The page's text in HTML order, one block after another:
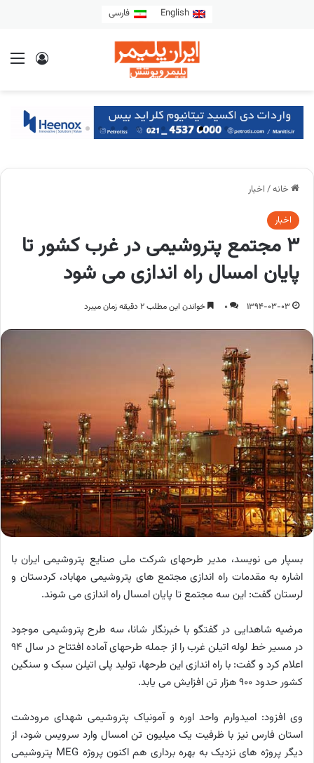
English فارسی
خانه/ اخبار
اخبار
٣ مجتمع پتروشیمی در غرب کشور تا
پایان امسال راه اندازی می شود
1394-03-03
0 خواندن این مطلب 2 دقیقه زمان میبرد
بسپار می نویسد، مدیر طرحهای شرکت ملی صنایع پتروشیمی ایران با
اشاره به مقدمات راه اندازی مجتمع های پتروشیمی مهاباد، کردستان و
لرستان گفت: این سه مجتمع تا پایان امسال راه اندازی می شوند.
مرضیه شاهدایی در گفتگو با خبرنگار شانا، سه طرح پتروشیمی موجود
در مسیر خط لوله اتیلن غرب را از جمله طرحهای آماده افتتاح در سال ٩٤
اعلام کرد و گفت: با راه اندازی این طرحها، تولید پلی اتیلن سبک و سنگین
کشور حدود ٩٠٠ هزار تن افزایش می یابد.
وی افزود: امیدوارم واحد اوره و آمونیاک پتروشیمی شهدای مرودشت
استان فارس نیز با ظرفیت یک میلیون تن امسال وارد سرویس شود، از
دیگر پروژه های نزدیک به بهره برداری هم اکنون پروژه MEG پتروشیمی